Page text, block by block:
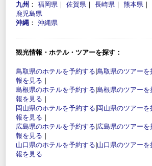
九州 ： 福岡県 ｜ 佐賀県 ｜ 長崎県 ｜ 熊本県 ｜
鹿児島県
沖縄 ： 沖縄県
観光情報・ホテル・ツアーを探す：
鳥取県のホテルを予約する 鳥取県のツアーを
報を見る ｜
島根県のホテルを予約する 島根県のツアーを
報を見る ｜
岡山県のホテルを予約する 岡山県のツアーを
報を見る ｜
広島県のホテルを予約する 広島県のツアーを
報を見る ｜
山口県のホテルを予約する 山口県のツアーを
報を見る